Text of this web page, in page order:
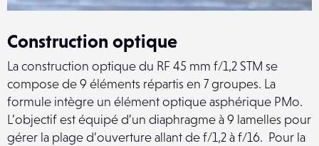
Construction optique
La construction optique du RF 45 mm f/1,2 STM se
compose de 9 éléments répartis en 7 groupes. La
formule intègre un élément optique asphérique PMo.
L’objectif est équipé d’un diaphragme à 9 lamelles pour
gérer la plage d’ouverture allant de f/1,2 à f/16. Pour la